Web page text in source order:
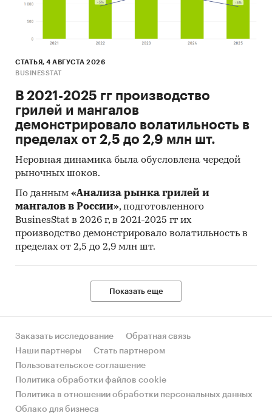
СТАТЬЯ, 4 АВГУСТА 2026
BUSINESSTAT
В 2021-2025 гг производство
грилей и мангалов
демонстрировало волатильность в
пределах от 2,5 до 2,9 млн шт.
Неровная динамика была обусловлена чередой
рыночных шоков.
По данным «Анализа рынка грилей и
мангалов в России», подготовленного
BusinesStat в 2026 г, в 2021-2025 гг их
производство демонстрировало волатильность в
пределах от 2,5 до 2,9 млн шт.
Показать еще
Заказать исследование
Обратная связь
Наши партнеры
Стать партнером
Пользовательское соглашение
Политика обработки файлов cookie
Политика в отношении обработки персональных данных
Облако для бизнеса